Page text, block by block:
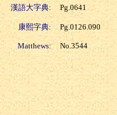
漢語大字典:
Pg.0641
康熙字典: Pg.0126.090
Matthews: No.3544